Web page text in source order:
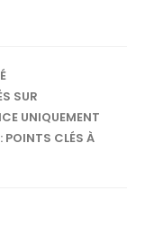
SUR
UNIQUEMENT
POINTS CLÉS À